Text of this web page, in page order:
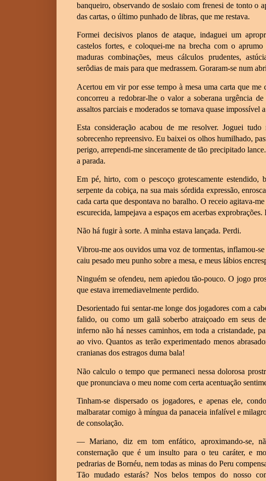
banqueiro, observando de soslaio com frenesi de tonto o
das cartas, o último punhado de libras, que me restava.
Formei decisivos planos de ataque, indaguei um
castelos fortes, e coloquei-me na brecha com o
maduras combinações, meus cálculos prudentes,
serôdias de mais para que medrassem. Goraram-se num
Acertou em vir por esse tempo à mesa uma carta que
concorreu a redobrar-lhe o valor a soberana urgência
assaltos parciais e moderados se tornava quase impossível
Esta consideração acabou de me resolver. Joguei
sobrecenho repreensivo. Eu baixei os olhos humilhado,
perigo, arrependi-me sinceramente de tão precipitado
a parada.
Em pé, hirto, com o pescoço grotescamente estendido,
serpente da cobiça, na sua mais sórdida expressão,
cada carta que despontava no baralho. O receio agitava-
escurecida, lampejava a espaços em acerbas exprobrações.
Não há fugir à sorte. A minha estava lançada. Perdi.
Vibrou-me aos ouvidos uma voz de tormentas, inflamou-
caiu pesado meu punho sobre a mesa, e meus lábios
Ninguém se ofendeu, nem apiedou tão-pouco. O jogo
que estava irremediavelmente perdido.
Desorientado fui sentar-me longe dos jogadores com a
falido, ou como um galã soberbo atraiçoado em seus
inferno não há nesses caminhos, em toda a cristandade,
ao vivo. Quantos as terão experimentado menos
cranianas dos estragos duma bala!
Não calculo o tempo que permaneci nessa dolorosa
que pronunciava o meu nome com certa acentuação
Tinham-se dispersado os jogadores, e apenas ele,
malbaratar comigo à míngua da panaceia infalível e
de consolação.
— Mariano, diz em tom enfático, aproximando-se,
consternação que é um insulto para o teu caráter, e
pedrarias de Bornéu, nem todas as minas do Peru
Tão mudado estarás? Nos belos tempos do nosso